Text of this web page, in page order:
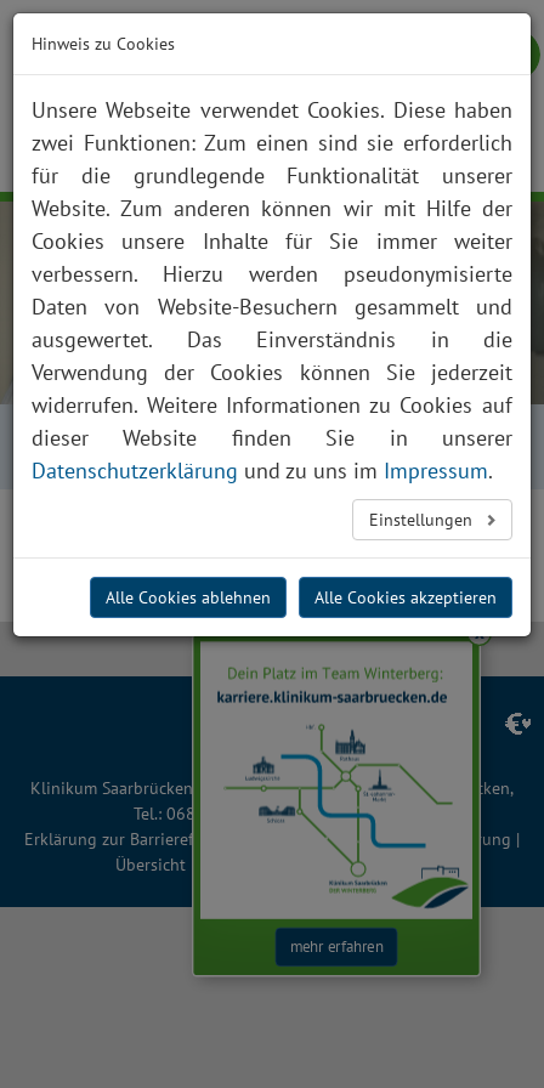
NOTFALL KONTAKT ANFAHRT JOBS SUCHE
Startseite Über uns Aktuelles
Kalender
Kalender Tagesansicht
Zum aktuellen Datum gibt es keine Veranstaltungen
TikTok
YouTube
Facebook
Klinikum Saarbrücken gGmbH, Winterberg 1, 66119 Saarbrücken,
Tel.: 0681 963 0, Fax: 0681 963 2401
Erklärung zur Barrierefreiheit
Impressum Datenschutzerklärung |
Übersicht| Cookie-Einstellungen| © 2026
x
mehr erfahren
Hinweis zu Cookies
Unsere Webseite verwendet Cookies. Diese haben
zwei Funktionen: Zum einen sind sie erforderlich
für die grundlegende Funktionalität unserer
Website. Zum anderen können wir mit Hilfe der
Cookies unsere Inhalte für Sie immer weiter
verbessern. Hierzu werden pseudonymisierte
Daten von Website-Besuchern gesammelt und
ausgewertet. Das Einverständnis in die
Verwendung der Cookies können Sie jederzeit
widerrufen. Weitere Informationen zu Cookies auf
dieser Website finden Sie in unserer
Datenschutzerklärung und zu uns im Impressum.
Einstellungen
Alle Cookies ablehnen Alle Cookies akzeptieren